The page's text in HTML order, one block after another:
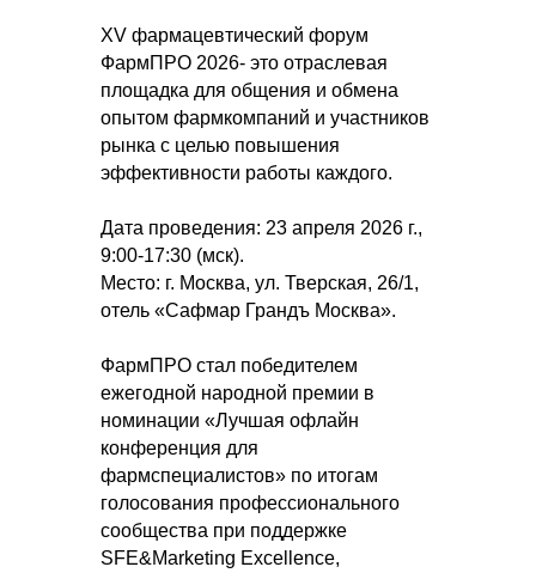
XV фармацевтический форум
ФармПРО 2026- это отраслевая
площадка для общения и обмена
опытом фармкомпаний и участников
рынка с целью повышения
эффективности работы каждого.
Дата проведения: 23 апреля 2026 г.,
9:00-17:30 (мск).
Место: г. Москва, ул. Тверская, 26/1,
отель «Сафмар Грандъ Москва».
ФармПРО стал победителем
ежегодной народной премии в
номинации «Лучшая офлайн
конференция для
фармспециалистов» по итогам
голосования профессионального
сообщества при поддержке
SFE&Marketing Excellence,